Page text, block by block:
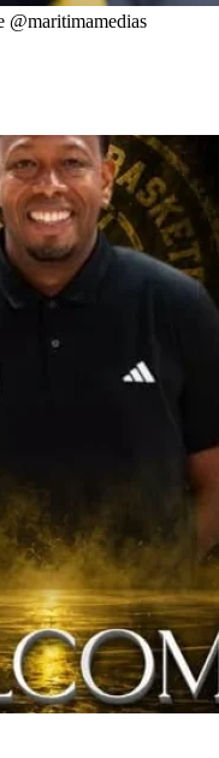
@maritimamedias